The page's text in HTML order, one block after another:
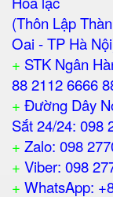
(Thôn Lập
Oai - TP Hà
+ STK Ngân
88 2112 6666
+ Đường Dây
Sắt 24/24: 098
+ Zalo: 098
+ Viber: 098
+ WhatsApp: